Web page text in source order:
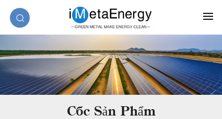
Các Sản Phẩm